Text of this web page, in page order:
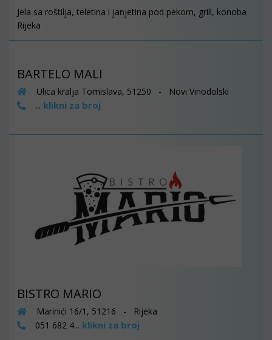
Jela sa roštilja, teletina i janjetina pod pekom, grill, konoba
Rijeka
BARTELO MALI
Ulica kralja Tomislava, 51250 - Novi Vinodolski
... klikni za broj
BISTRO MARIO
Marinići 16/1, 51216 - Rijeka
051 682 4... klikni za broj